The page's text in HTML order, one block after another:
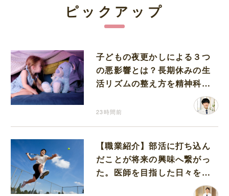
ピックアップ
子どもの夜更かしによる３つ
の悪影響とは？長期休みの生
活リズムの整え方を精神科医
23時間前
【職業紹介】部活に打ち込ん
だことが将来の興味へ繋がっ
た。医師を目指した日々を振